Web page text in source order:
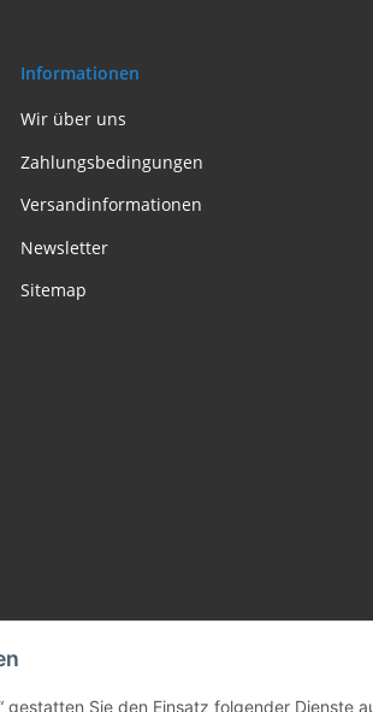
gestatten Sie den Einsatz folgender Dienste
Informationen
Wir über uns
Zahlungsbedingungen
Versandinformationen
Newsletter
Sitemap